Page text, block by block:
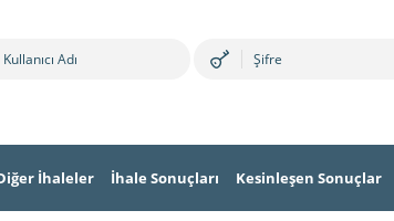
İhaleler İhale Sonuçları Kesinleşen Sonuçlar